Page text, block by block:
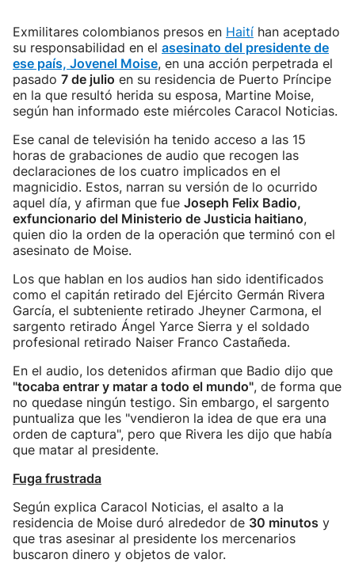
Exmilitares colombianos presos en Haití han aceptado
su responsabilidad en el asesinato del presidente de
ese país, Jovenel Moise, en una acción perpetrada el
pasado 7 de julio en su residencia de Puerto Príncipe
en la que resultó herida su esposa, Martine Moise,
según han informado este miércoles Caracol Noticias.
Ese canal de televisión ha tenido acceso a las 15
horas de grabaciones de audio que recogen las
declaraciones de los cuatro implicados en el
magnicidio. Estos, narran su versión de lo ocurrido
aquel día, y afirman que fue Joseph Felix Badio,
exfuncionario del Ministerio de Justicia haitiano,
quien dio la orden de la operación que terminó con el
asesinato de Moise.
Los que hablan en los audios han sido identificados
como el capitán retirado del Ejército Germán Rivera
García, el subteniente retirado Jheyner Carmona, el
sargento retirado Ángel Yarce Sierra y el soldado
profesional retirado Naiser Franco Castañeda.
En el audio, los detenidos afirman que Badio dijo que
"tocaba entrar y matar a todo el mundo", de forma que
no quedase ningún testigo. Sin embargo, el sargento
puntualiza que les "vendieron la idea de que era una
orden de captura", pero que Rivera les dijo que había
que matar al presidente.
Fuga frustrada
Según explica Caracol Noticias, el asalto a la
residencia de Moise duró alrededor de 30 minutos y
que tras asesinar al presidente los mercenarios
buscaron dinero y objetos de valor.